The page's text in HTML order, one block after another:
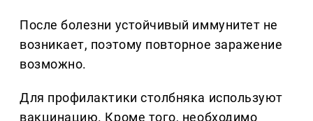
После болезни устойчивый иммунитет не
возникает, поэтому повторное заражение
возможно.
Для профилактики столбняка используют
вакцинацию. Кроме того, необходимо